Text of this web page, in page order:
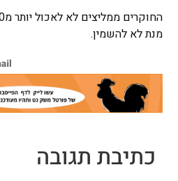
מנת לא להשמין.
כתיבת תגובה